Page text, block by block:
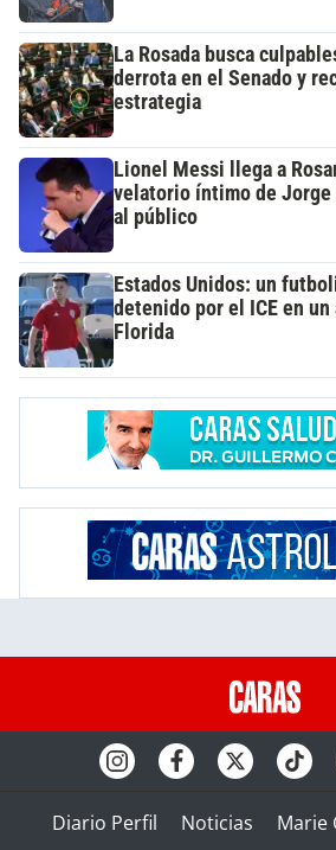
La Rosada busca
derrota en el Senado y
estrategia
Lionel Messi llega a
velatorio íntimo de Jorge
al público
Estados Unidos: un
detenido por el ICE en
Florida
Diario Perfil Noticias Marie